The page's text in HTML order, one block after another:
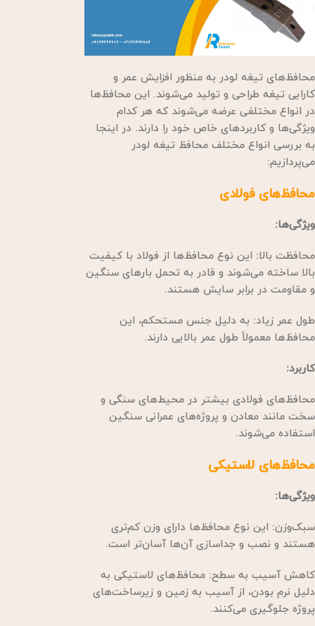
محافظ‌های تیغه لودر به منظور افزایش عمر و
کارایی تیغه طراحی و تولید می‌شوند. این محافظ‌ها
در انواع مختلفی عرضه می‌شوند که هر کدام
ویژگی‌ها و کاربردهای خاص خود را دارند. در اینجا
به بررسی انواع مختلف محافظ تیغه لودر
می‌پردازیم:
محافظ‌های فولادی
ویژگی‌ها:
محافظت بالا: این نوع محافظ‌ها از فولاد با کیفیت
بالا ساخته می‌شوند و قادر به تحمل بارهای سنگین
و مقاومت در برابر سایش هستند.
طول عمر زیاد: به دلیل جنس مستحکم، این
محافظ‌ها معمولاً طول عمر بالایی دارند.
کاربرد:
محافظ‌های فولادی بیشتر در محیط‌های سنگی و
سخت مانند معادن و پروژه‌های عمرانی سنگین
استفاده می‌شوند.
محافظ‌های لاستیکی
ویژگی‌ها:
سبک‌وزن: این نوع محافظ‌ها دارای وزن کم‌تری
هستند و نصب و جداسازی آن‌ها آسان‌تر است.
کاهش آسیب به سطح: محافظ‌های لاستیکی به
دلیل نرم بودن، از آسیب به زمین و زیرساخت‌های
پروژه جلوگیری می‌کنند.